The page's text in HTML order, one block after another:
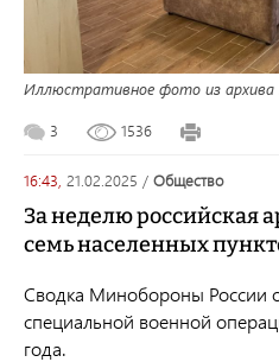
Иллюстративное фото из
3 1536
16:43, 21.02.2025 / общество
За неделю российская
семь населенных
Сводка Минобороны России
специальной военной
года.